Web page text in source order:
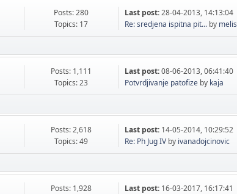
Posts: 280
Topics: 17
Last post:28-04-2013, 14:13:04
Re: sredjena ispitna pit... by melis
Posts: 1,111
Topics: 23
Last post:08-06-2013, 06:41:40
Potvrdjivanje patofize by kaja
Posts: 2,618
Topics: 49
Last post: 14-05-2014, 10:29:52
Re: Ph Jug IV by ivanadojcinovic
Posts: 1,928
Last post: 16-03-2017, 16:17:41